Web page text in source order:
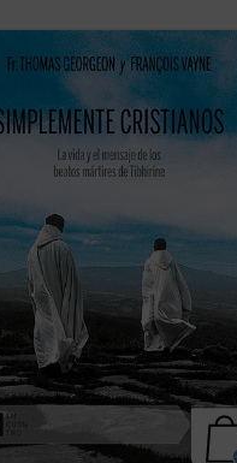
Simplemente cristianos, el P. Thomas
presenta de forma sencilla
profunda el semblante espiritual de
mártires de Tibhirine, monjes
cuyas vidas nos ofrecen un ...